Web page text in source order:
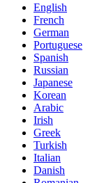
English
French
German
Portuguese
Spanish
Russian
Japanese
Korean
Arabic
Irish
Greek
Turkish
Italian
Danish